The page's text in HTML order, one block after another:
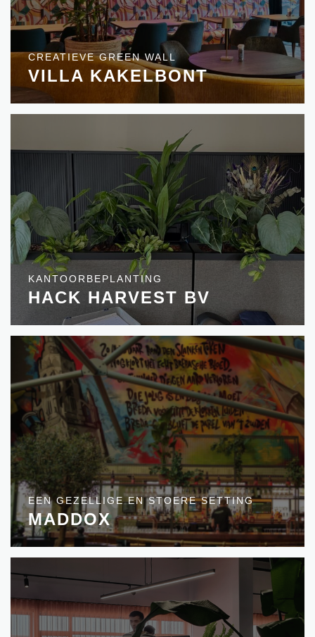
CREATIEVE GREEN WALL
VILLA KAKELBONT
KANTOORBEPLANTING
HACK HARVEST BV
EEN GEZELLIGE EN STOERE SETTING
MADDOX